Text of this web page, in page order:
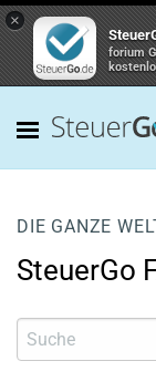
×
forium
DIE GANZE
SteuerGo